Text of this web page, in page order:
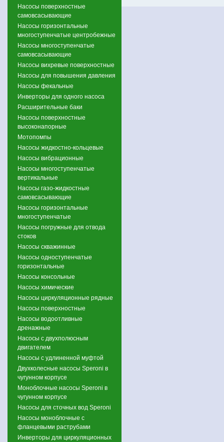
Насосы поверхностные
самовсасывающие
Насосы горизонтальные
многоступенчатые центробежные
Насосы многоступенчатые
самовсасывающие
Насосы вихревые поверхностные
Насосы для повышения давления
Насосы фекальные
Инверторы для одного насоса
Расширительные баки
Насосы поверхностные
высоконапорные
Мотопомпы
Насосы жидкостно-кольцевые
Насосы вибрационные
Насосы многоступенчатые
вертикальные
Насосы газо-жидкостные
самовсасывающие
Насосы горизонтальные
многоступенчатые
Насосы погружные для отвода
стоков
Насосы скважинные
Насосы одноступенчатые
горизонтальные
Насосы консольные
Насосы химические
Насосы циркуляционные рядные
Насосы поверхностные
Насосы водоотливные
дренажные
Насосы с двухполюсным
двигателем
Насосы с удлиненной муфтой
Двухколесные насосы Speroni в
чугунном корпусе
Моноблочные насосы Speroni в
чугунном корпусе
Насосы для сточных вод Speroni
Насосы моноблочные с
фланцевыми раструбами
Инверторы для циркуляционных